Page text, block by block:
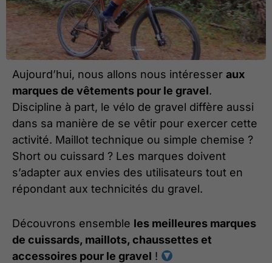
Aujourd’hui, nous allons nous intéresser aux
marques de vêtements pour le gravel.
Discipline à part, le vélo de gravel diffère aussi
dans sa manière de se vêtir pour exercer cette
activité. Maillot technique ou simple chemise ?
Short ou cuissard ? Les marques doivent
s’adapter aux envies des utilisateurs tout en
répondant aux technicités du gravel.
Découvrons ensemble les meilleures marques
de cuissards, maillots, chaussettes et
accessoires pour le gravel !